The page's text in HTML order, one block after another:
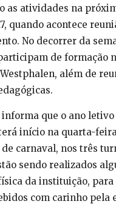
as atividades na
quando acontece
No decorrer da
de formação
além de
que o ano letivo
início na quarta-
carnaval, nos três
sendo realizados
da instituição, para
com carinho pela